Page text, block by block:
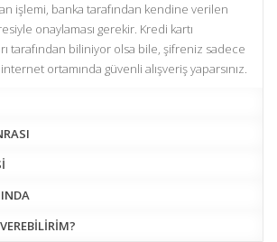
işlemi, banka tarafından kendine verilen
onaylaması gerekir. Kredi kartı
tarafından biliniyor olsa bile, şifreniz sadece
ortamında güvenli alışveriş yaparsınız.